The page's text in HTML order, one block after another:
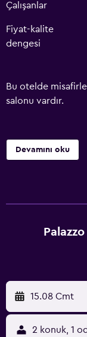
Çalışanlar
Fiyat-kalite
dengesi
Bu otelde
salonu vardır.
Devamını oku
15.08 Cmt
2 konuk, 1